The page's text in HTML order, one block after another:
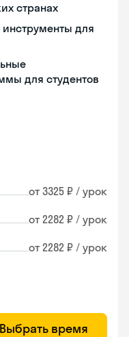
странах
инструменты для
для студентов
от 3325 ₽ / урок
от 2282 ₽ / урок
от 2282 ₽ / урок
Выбрать время